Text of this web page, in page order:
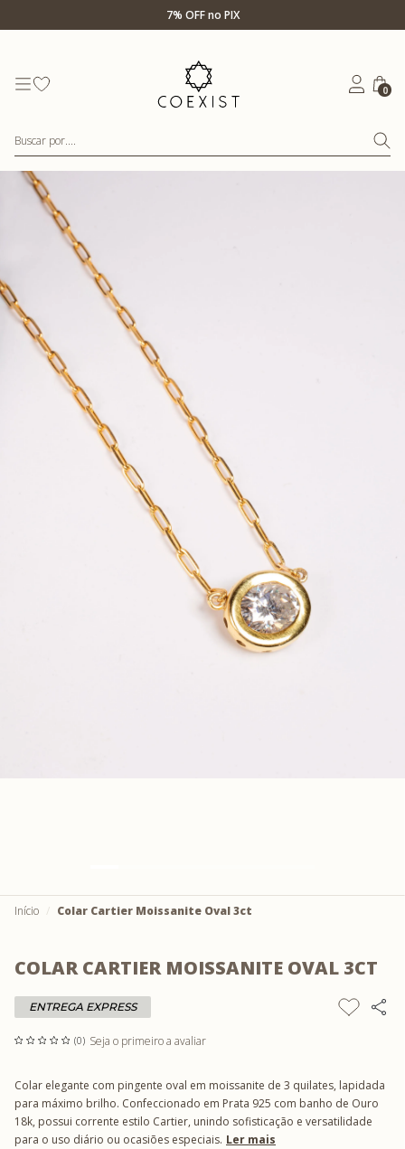
Ir para Home Prata
0
Buscar por....
Início Colar Cartier Moissanite Oval 3ct
COLAR CARTIER MOISSANITE OVAL 3CT
ENTREGA EXPRESS
(0) Seja o primeiro a avaliar
Colar elegante com pingente oval em moissanite de 3 quilates, lapidada
para máximo brilho. Confeccionado em Prata 925 com banho de Ouro
18k, possui corrente estilo Cartier, unindo sofisticação e versatilidade
para o uso diário ou ocasiões especiais. Ler mais